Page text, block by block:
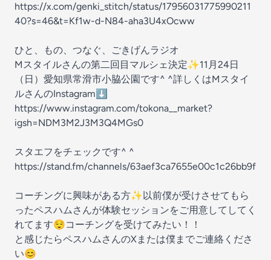
https://x.com/genki_stitch/status/17956031775990211
40?s=46&t=Kf1w-d-N84-aha3U4xOcww
ひと、もの、つなぐ、ごきげんラジオ
Mスタイルさんの第二回目マルシェ決定✨11月24日
（日）愛知県常滑市小脇公園です^ ^詳しくはMスタイ
ルさんのInstagram⬇️
https://www.instagram.com/tokona__market?
igsh=NDM3M2J3M3Q4MGs0
スタエフをチェックです^ ^
https://stand.fm/channels/63aef3ca7655e00c1c26bb9f
コーチングに興味がある方✨以前僕が受けさせてもら
ったペスハムさんが体験セッションをご用意してしてく
れてます😌コーチングを受けてみたい！！
と感じたらペスハムさんのXまたは僕までご連絡くださ
い😊